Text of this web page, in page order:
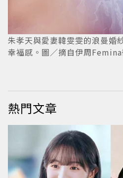
朱孝天與愛妻韓雯雯的浪曼婚
幸福感。圖／摘自伊周
熱門文章